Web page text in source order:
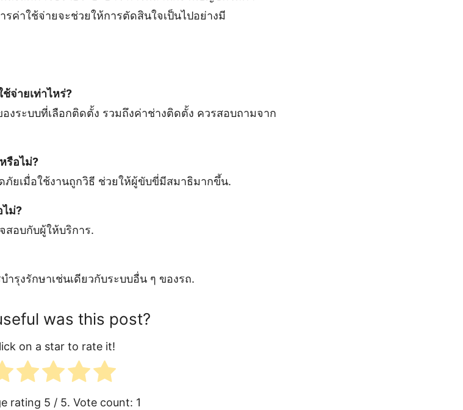
ค่าใช้จ่ายจะช่วยให้การตัดสินใจเป็นไปอย่างมี
จ่ายเท่าไหร่?
งระบบที่เลือกติดตั้ง รวมถึงค่าช่างติดตั้ง ควรสอบถามจาก
รือไม่?
ภัยเมื่อใช้งานถูกวิธี ช่วยให้ผู้ขับขี่มีสมาธิมากขึ้น.
ม่?
สอบกับผู้ให้บริการ.
ำรุงรักษาเช่นเดียวกับระบบอื่น ๆ ของรถ.
was this post?
on a star to rate it!
rating 5 / 5. Vote count: 1